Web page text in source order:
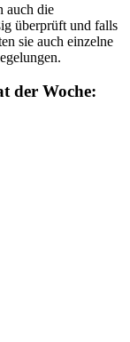
auch die
überprüft und falls
sie auch einzelne
der Woche: